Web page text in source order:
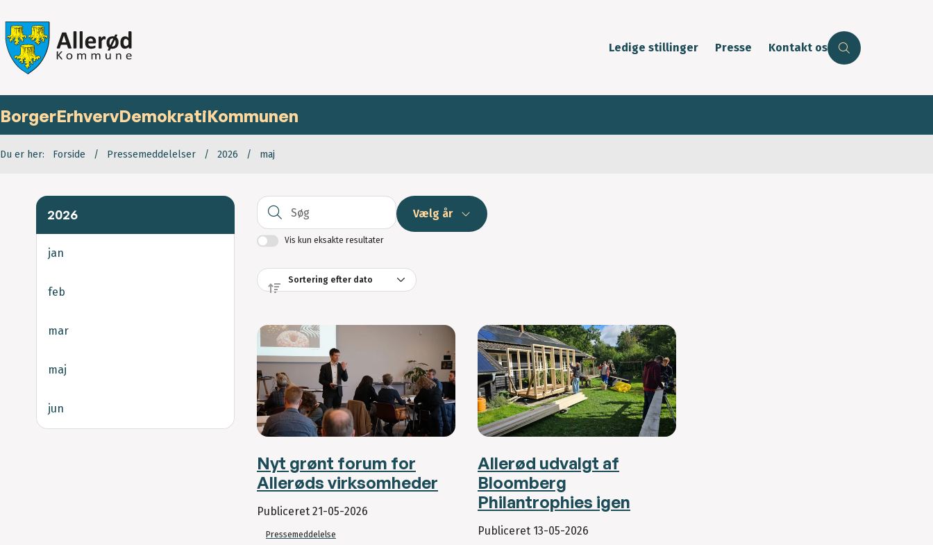
Ledige stillinger Presse Kontakt os
BorgerErhvervDemokratiKommunen
Du er her: Forside Pressemeddelelser 2026 maj
2026
jan
feb
mar
maj
jun
Søg
Vis kun eksakte resultater
Vælg år
Nyt grønt forum for
Allerøds virksomheder
Publiceret 21-05-2026
Pressemeddelelse
Allerød udvalgt af
Bloomberg
Philantrophies igen
Publiceret 13-05-2026